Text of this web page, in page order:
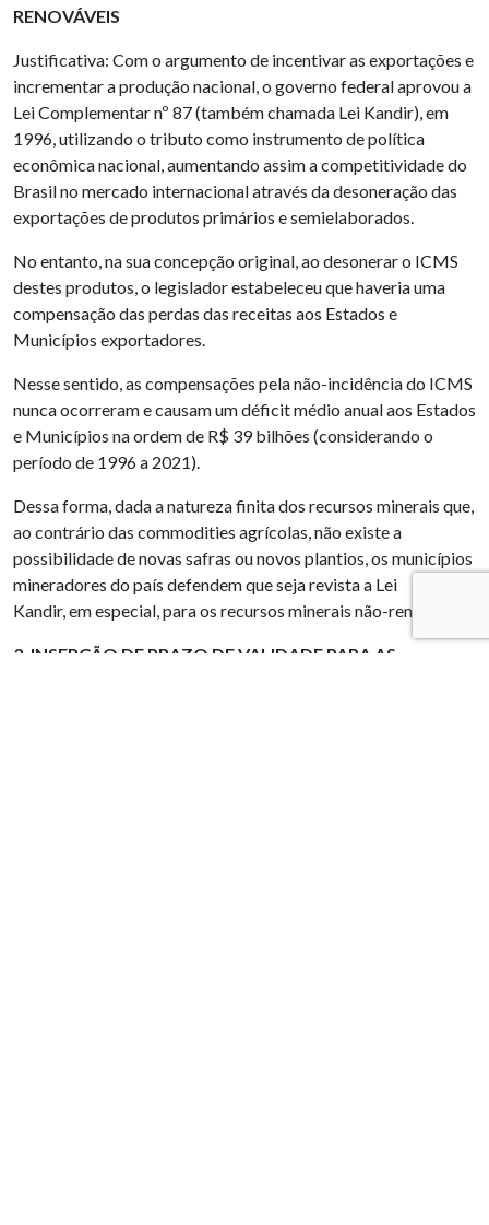
RENOVÁVEIS
Justificativa: Com o argumento de incentivar as exportações e
incrementar a produção nacional, o governo federal aprovou a
Lei Complementar nº 87 (também chamada Lei Kandir), em
1996, utilizando o tributo como instrumento de política
econômica nacional, aumentando assim a competitividade do
Brasil no mercado internacional através da desoneração das
exportações de produtos primários e semielaborados.
No entanto, na sua concepção original, ao desonerar o ICMS
destes produtos, o legislador estabeleceu que haveria uma
compensação das perdas das receitas aos Estados e
Municípios exportadores.
Nesse sentido, as compensações pela não-incidência do ICMS
nunca ocorreram e causam um déficit médio anual aos Estados
e Municípios na ordem de R$ 39 bilhões (considerando o
período de 1996 a 2021).
Dessa forma, dada a natureza finita dos recursos minerais que,
ao contrário das commodities agrícolas, não existe a
possibilidade de novas safras ou novos plantios, os municípios
mineradores do país defendem que seja revista a Lei
Kandir, em especial, para os recursos minerais não-renováveis.
3. INSERÇÃO DE PRAZO DE VALIDADE PARA AS